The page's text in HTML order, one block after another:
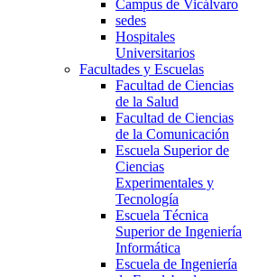
Campus de Vicálvaro
sedes
Hospitales
Universitarios
Facultades y Escuelas
Facultad de Ciencias
de la Salud
Facultad de Ciencias
de la Comunicación
Escuela Superior de
Ciencias
Experimentales y
Tecnología
Escuela Técnica
Superior de Ingeniería
Informática
Escuela de Ingeniería